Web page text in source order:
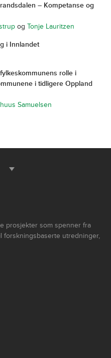
– Kompetanse og
og Tonje Lauritzen
i Innlandet
rolle i
i tidligere Oppland
Samuelsen
prosjekter som spenner fra
forskningsbaserte utredninger,